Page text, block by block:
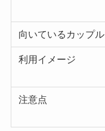
向いているカップル
利用イメージ
注意点